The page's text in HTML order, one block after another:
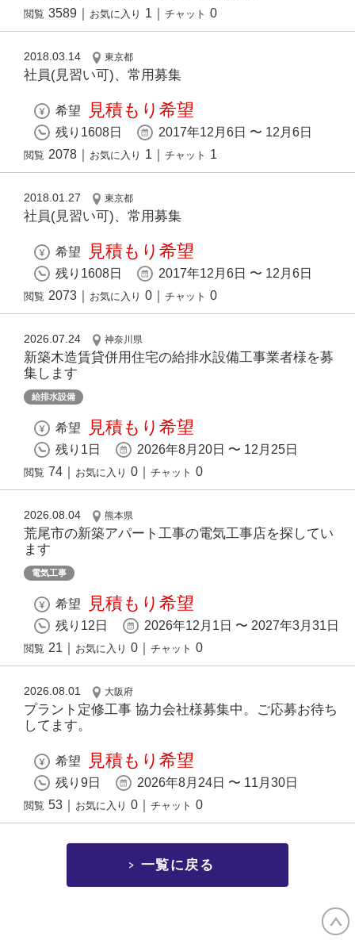
閲覧 3589 お気に入り 1 チャット 0
2018.03.14 東京都
社員(見習い可)、常用募集
希望 見積もり希望
残り1608日 2017年12月6日 〜 12月6日
閲覧 2078 お気に入り 1 チャット 1
2018.01.27 東京都
社員(見習い可)、常用募集
希望 見積もり希望
残り1608日 2017年12月6日 〜 12月6日
閲覧 2073 お気に入り 0 チャット 0
2026.07.24 神奈川県
新築木造賃貸併用住宅の給排水設備工事業者様を募
集します
給排水設備
希望 見積もり希望
残り1日 2026年8月20日 〜 12月25日
閲覧 74 お気に入り 0 チャット 0
2026.08.04 熊本県
荒尾市の新築アパート工事の電気工事店を探してい
ます
電気工事
希望 見積もり希望
残り12日 2026年12月1日 〜 2027年3月31日
閲覧 21 お気に入り 0 チャット 0
2026.08.01 大阪府
プラント定修工事 協力会社様募集中。ご応募お待ち
してます。
希望 見積もり希望
残り9日 2026年8月24日 〜 11月30日
閲覧 53 お気に入り 0 チャット 0
一覧に戻る